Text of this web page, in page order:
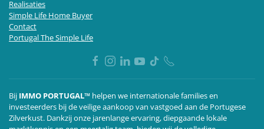
Realisaties
Simple Life Home Buyer
Contact
Portugal The Simple Life
Bij IMMO PORTUGAL™ helpen we internationale families en
investeerders bij de veilige aankoop van vastgoed aan de Portugese
Zilverkust. Dankzij onze jarenlange ervaring, diepgaande lokale